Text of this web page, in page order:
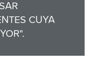
CUYA